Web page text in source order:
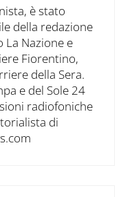
è stato
della redazione
Nazione e
Fiorentino,
della Sera.
e del Sole 24
radiofoniche
di